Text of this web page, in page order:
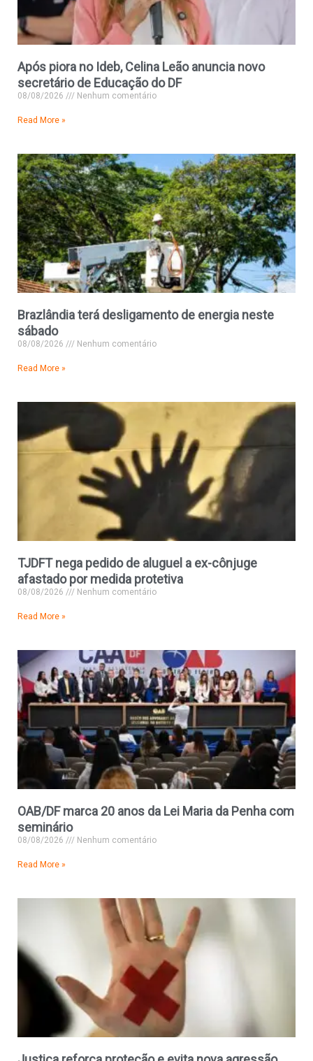
Após piora no Ideb, Celina Leão anuncia novo
secretário de Educação do DF
08/08/2026 Nenhum comentário
Read More »
Brazlândia terá desligamento de energia neste
sábado
08/08/2026 Nenhum comentário
Read More »
TJDFT nega pedido de aluguel a ex-cônjuge
afastado por medida protetiva
08/08/2026 Nenhum comentário
Read More »
OAB/DF marca 20 anos da Lei Maria da Penha com
seminário
08/08/2026 Nenhum comentário
Read More »